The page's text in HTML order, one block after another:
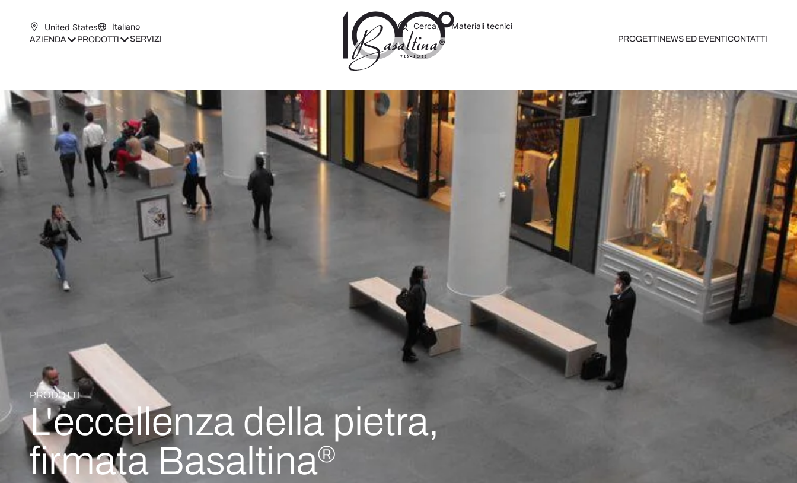
United States Italiano Cerca Materiali tecnici
AZIENDA PRODOTTI SERVIZI PROGETTINEWS ED EVENTICONTATTI
PRODOTTI
L'eccellenza della pietra,
firmata Basaltina®